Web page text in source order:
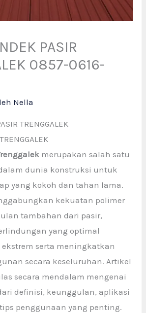
PASIR
0857-0616-
Nella
TRENGGALEK
merupakan salah satu
dunia konstruksi untuk
yang kokoh dan tahan lama.
kekuatan polimer
tambahan dari pasir,
yang optimal
serta meningkatkan
secara keseluruhan. Artikel
secara mendalam mengenai
definisi, keunggulan, aplikasi
penggunaan yang penting.